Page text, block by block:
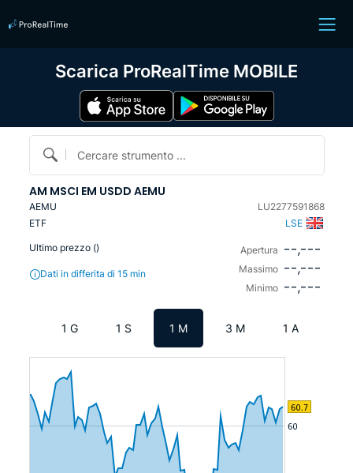
Cercare strumento ...
AM MSCI EM USDD AEMU
AEMU
LU2277591868
ETF
LSE
Ultimo prezzo ()
Dati in differita di 15 min
Apertura --,---
Massimo --,---
Minimo --,---
1 G 1 S 1 M 3 M 1 A
Scarica ProRealTime MOBILE